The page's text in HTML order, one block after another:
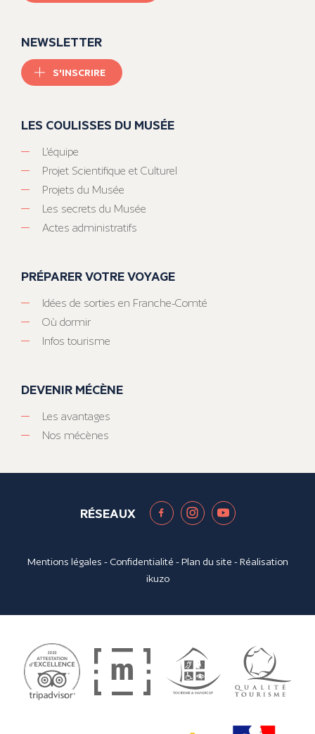
NEWSLETTER
S'INSCRIRE
LES COULISSES DU MUSÉE
L’équipe
Projet Scientifique et Culturel
Projets du Musée
Les secrets du Musée
Actes administratifs
PRÉPARER VOTRE VOYAGE
Idées de sorties en Franche-Comté
Où dormir
Infos tourisme
DEVENIR MÉCÈNE
Les avantages
Nos mécènes
RÉSEAUX
Mentions légales - Confidentialité -Plan du site - Réalisation
ikuzo